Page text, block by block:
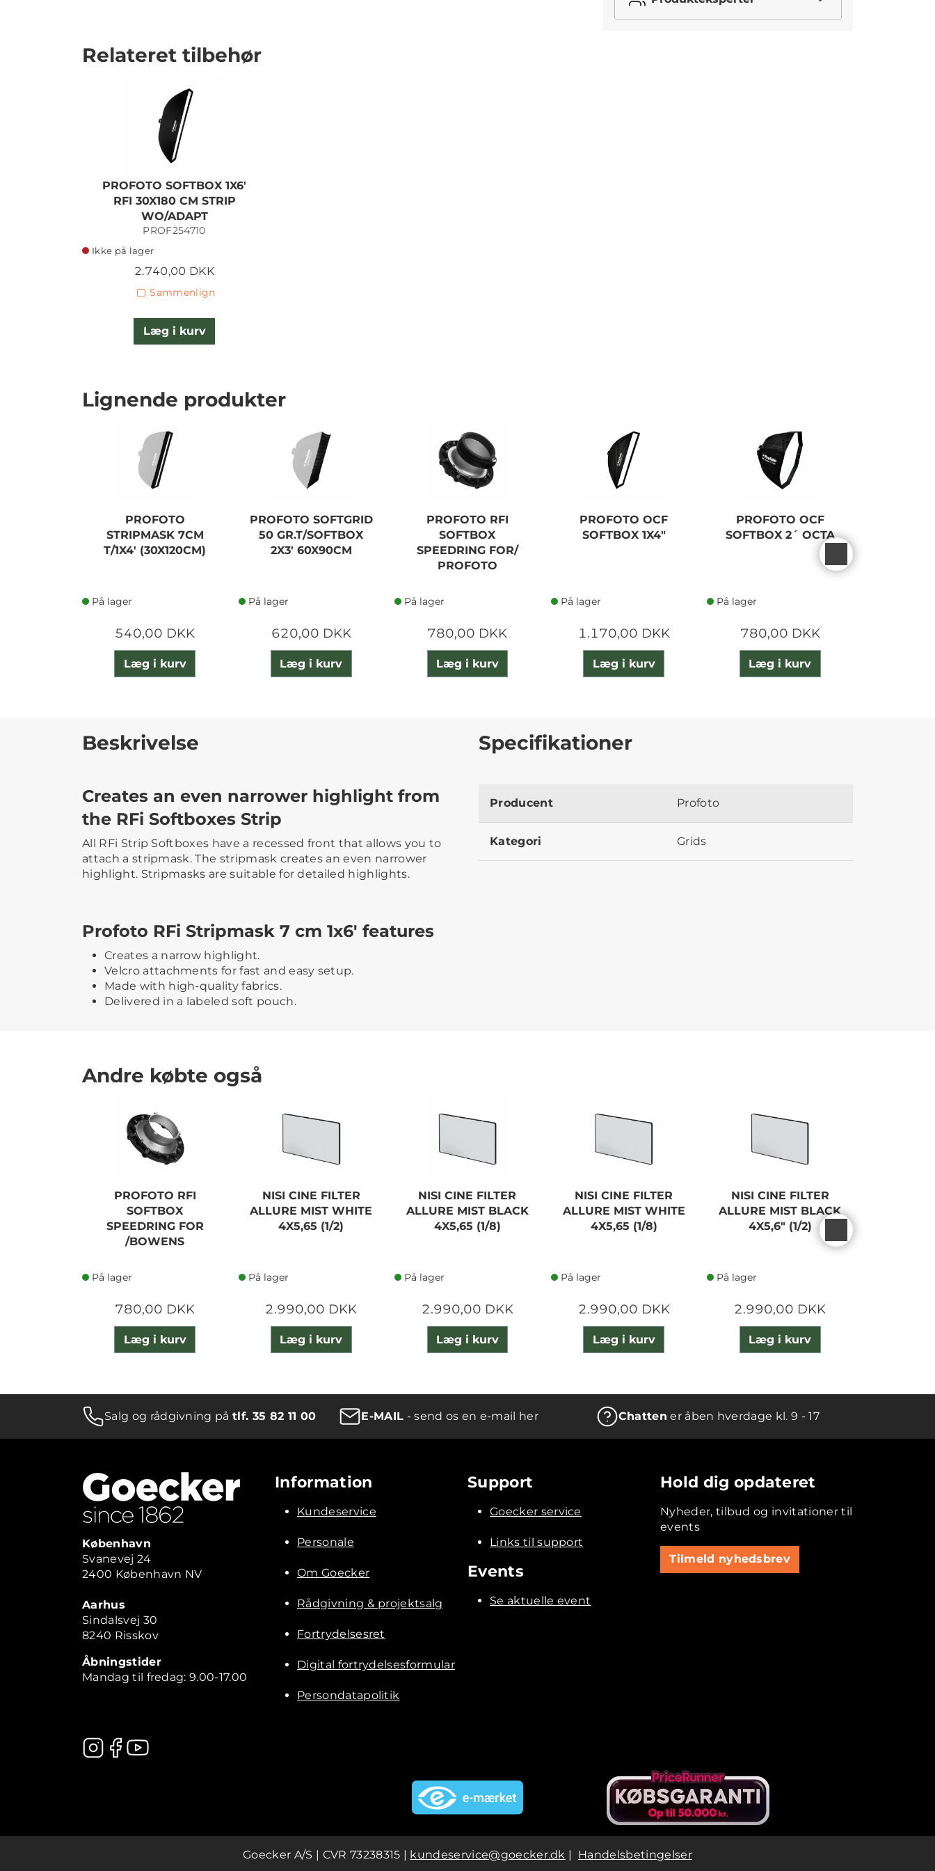
Relateret tilbehør
PROFOTO SOFTBOX 1X6'
RFI 30X180 CM STRIP
WO/ADAPT
PROF254710
Ikke på lager
2.740,00 DKK
Sammenlign
Læg i kurv
Lignende produkter
PROFOTO
STRIPMASK 7CM
T/1X4' (30X120CM)
På lager
540,00 DKK
Læg i kurv
PROFOTO SOFTGRID
50 GR.T/SOFTBOX
2X3' 60X90CM
På lager
620,00 DKK
Læg i kurv
PROFOTO RFI
SOFTBOX
SPEEDRING FOR/
PROFOTO
På lager
780,00 DKK
Læg i kurv
PROFOTO OCF
SOFTBOX 1X4"
På lager
1.170,00 DKK
Læg i kurv
PROFOTO OCF
SOFTBOX 2´ OCTA
På lager
780,00 DKK
Læg i kurv
Beskrivelse
Creates an even narrower highlight from
the RFi Softboxes Strip
All RFi Strip Softboxes have a recessed front that allows you to
attach a stripmask. The stripmask creates an even narrower
highlight. Stripmasks are suitable for detailed highlights.
Profoto RFi Stripmask 7 cm 1x6' features
Creates a narrow highlight.
Velcro attachments for fast and easy setup.
Made with high-quality fabrics.
Delivered in a labeled soft pouch.
Specifikationer
Producent Profoto
Kategori Grids
Andre købte også
PROFOTO RFI
SOFTBOX
SPEEDRING FOR
/BOWENS
På lager
780,00 DKK
Læg i kurv
NISI CINE FILTER
ALLURE MIST WHITE
4X5,65 (1/2)
På lager
2.990,00 DKK
Læg i kurv
NISI CINE FILTER
ALLURE MIST BLACK
4X5,65 (1/8)
På lager
2.990,00 DKK
Læg i kurv
NISI CINE FILTER
ALLURE MIST WHITE
4X5,65 (1/8)
På lager
2.990,00 DKK
Læg i kurv
NISI CINE FILTER
ALLURE MIST BLACK
4X5,6" (1/2)
På lager
2.990,00 DKK
Læg i kurv
Salg og rådgivning påtlf. 35 82 11 00 E-MAIL - send os en e-mail her Chatten er åben hverdage kl. 9 - 17
København
Svanevej 24
2400 København NV
Aarhus
Sindalsvej 30
8240 Risskov
Åbningstider
Mandag til fredag: 9.00-17.00
Information
Kundeservice
Personale
Om Goecker
Rådgivning & projektsalg
Fortrydelsesret
Digital fortrydelsesformular
Persondatapolitik
Support
Goecker service
Links til support
Events
Se aktuelle event
Hold dig opdateret
Nyheder, tilbud og invitationer til
events
Tilmeld nyhedsbrev
Goecker A/S | CVR 73238315 | kundeservice@goecker.dk | Handelsbetingelser